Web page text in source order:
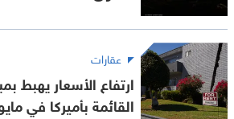
عقارات
ارتفاع الأسعار يهبط
القائمة بأميركا في